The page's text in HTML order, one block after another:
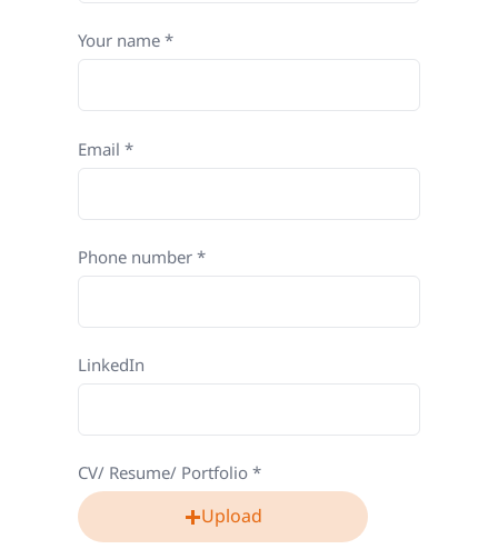
Your name
Email
Phone number
LinkedIn
CV/ Resume/ Portfolio
Upload